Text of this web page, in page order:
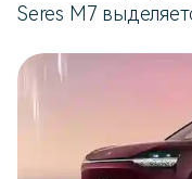
Seres M7